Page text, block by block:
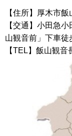
【住所】厚木市
【交通】小田急
山観音前」下車徒
【TEL】飯山観